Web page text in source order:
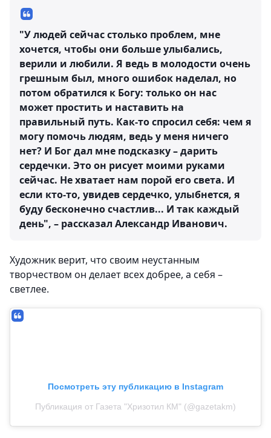
"У людей сейчас столько проблем, мне
хочется, чтобы они больше улыбались,
верили и любили. Я ведь в молодости очень
грешным был, много ошибок наделал, но
потом обратился к Богу: только он нас
может простить и наставить на
правильный путь. Как-то спросил себя: чем я
могу помочь людям, ведь у меня ничего
нет? И Бог дал мне подсказку – дарить
сердечки. Это он рисует моими руками
сейчас. Не хватает нам порой его света. И
если кто-то, увидев сердечко, улыбнется, я
буду бесконечно счастлив... И так каждый
день", – рассказал Александр Иванович.
Художник верит, что своим неустанным
творчеством он делает всех добрее, а себя –
светлее.
Посмотреть эту публикацию в Instagram
Публикация от Газета "Хризотил КМ" (@gazetakm)